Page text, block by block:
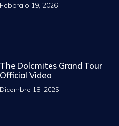
Febbraio 19, 2026
The Dolomites Grand Tour
Official Video
Dicembre 18, 2025